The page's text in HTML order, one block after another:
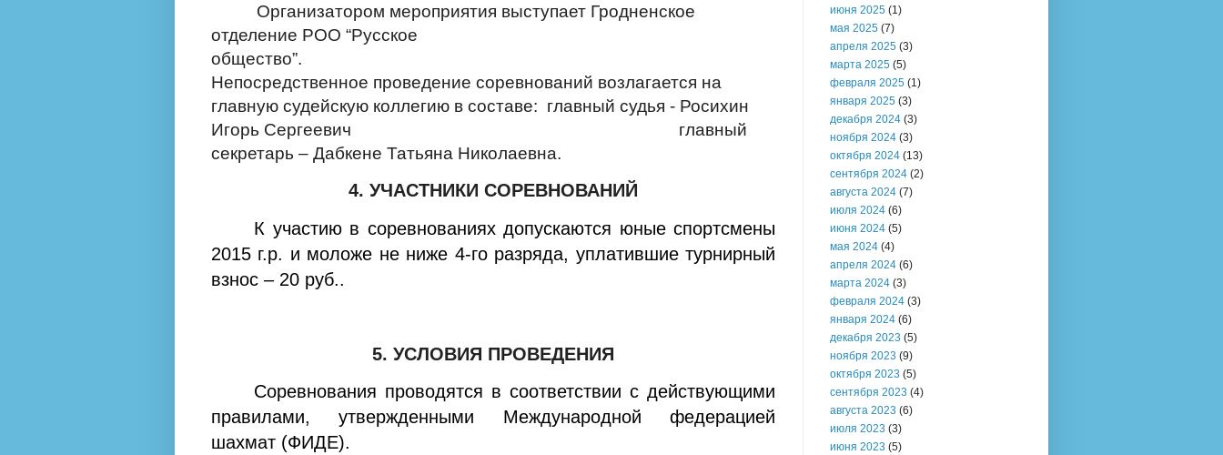
Организатором мероприятия выступает Гродненское
отделение РОО “Русское
общество”.
Непосредственное проведение соревнований возлагается на
главную судейскую коллегию в составе: главный судья - Росихин
Игорь Сергеевич главный
секретарь – Дабкене Татьяна Николаевна.
4. УЧАСТНИКИ СОРЕВНОВАНИЙ
К участию в соревнованиях допускаются юные спортсмены
2015 г.р. и моложе не ниже 4-го разряда, уплатившие турнирный
взнос – 20 руб..
5. УСЛОВИЯ ПРОВЕДЕНИЯ
Соревнования проводятся в соответствии с действующими
правилами, утвержденными Международной федерацией
шахмат (ФИДЕ).
июня 2025 (1)
мая 2025 (7)
апреля 2025 (3)
марта 2025 (5)
февраля 2025 (1)
января 2025 (3)
декабря 2024 (3)
ноября 2024 (3)
октября 2024 (13)
сентября 2024 (2)
августа 2024 (7)
июля 2024 (6)
июня 2024 (5)
мая 2024 (4)
апреля 2024 (6)
марта 2024 (3)
февраля 2024 (3)
января 2024 (6)
декабря 2023 (5)
ноября 2023 (9)
октября 2023 (5)
сентября 2023 (4)
августа 2023 (6)
июля 2023 (3)
июня 2023 (5)